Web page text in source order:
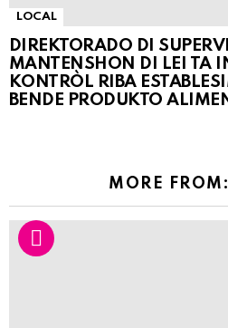
LOCAL
DIREKTORADO DI
MANTENSHON DI LEI TA
KONTRÒL RIBA
BENDE PRODUKTO
MORE FROM: